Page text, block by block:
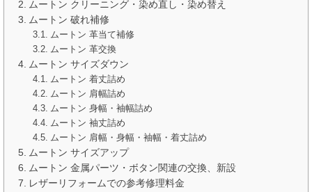
ムートン クリーニング・染め直し・染め替え
ムートン 破れ補修
ムートン 革当て補修
ムートン 革交換
ムートン サイズダウン
ムートン 着丈詰め
ムートン 肩幅詰め
ムートン 身幅・袖幅詰め
ムートン 袖丈詰め
ムートン 肩幅・身幅・袖幅・着丈詰め
ムートン サイズアップ
ムートン 金属パーツ・ボタン関連の交換、新設
レザーリフォームでの参考修理料金